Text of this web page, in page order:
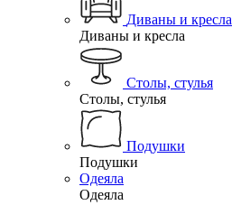
Диваны и кресла
Диваны и кресла
Столы, стулья
Столы, стулья
Подушки
Подушки
Одеяла
Одеяла